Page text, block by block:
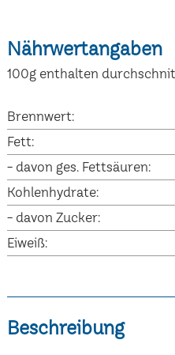
Nährwertangaben
100g enthalten
Brennwert:
Fett:
- davon ges. Fettsäuren:
Kohlenhydrate:
- davon Zucker:
Eiweiß:
Beschreibung